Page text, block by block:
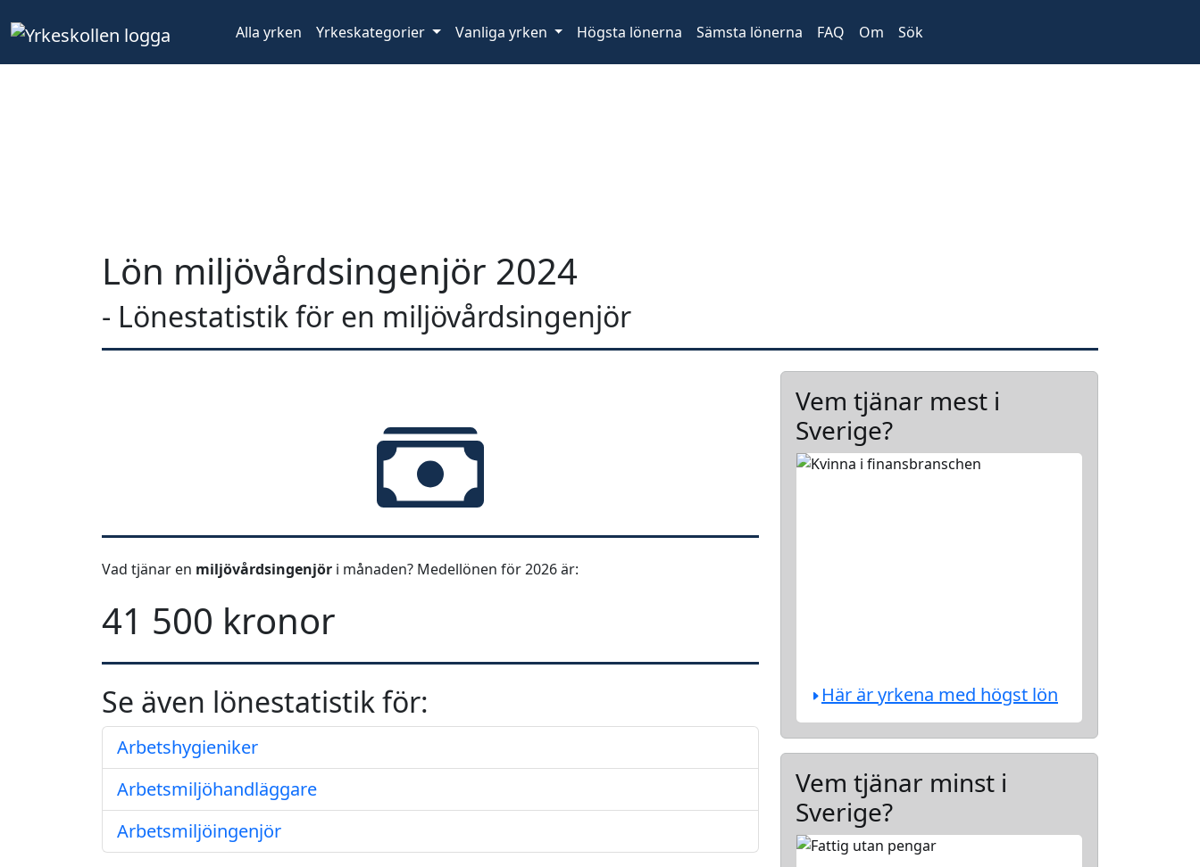
Alla yrken Yrkeskategorier Vanliga yrken Högsta lönerna Sämsta lönerna FAQ Om Sök
Lön miljövårdsingenjör 2024
- Lönestatistik för en miljövårdsingenjör
Vad tjänar en miljövårdsingenjör i månaden? Medellönen för 2026 är:
41 500 kronor
Se även lönestatistik för:
Arbetshygieniker
Arbetsmiljöhandläggare
Arbetsmiljöingenjör
Vem tjänar mest i
Sverige?
Här är yrkena med högst lön
Vem tjänar minst i
Sverige?